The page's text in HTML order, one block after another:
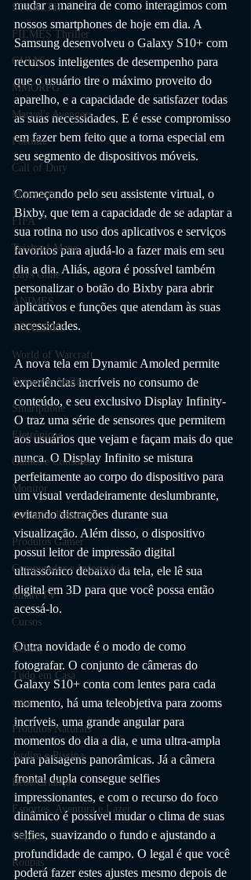
STEALTH
FILMES Thriller
GUIAS
MMORPG
Marvel's Avengers
Fortnite
Call of Duty
Minecraft
FIFA
Trials of Mana
Days Gone
ANIMES
ANÁLISES
World of Warcraft
Review e Análise
Smartphone
Eletrônicos
Games e Consoles
Monitor
Cuidados Pessoais
Produtos Gamer
Computador e Informática
Smart TV
Cursos
Beleza
Tudo em Casa
casa
Produtos Naturais
Jardim e Piscina
Bebê/Criança
Esportes, Aventura e Lazer
Cupom
Roupas
mudar a maneira de como interagimos com
nossos smartphones de hoje em dia. A
Samsung desenvolveu o Galaxy S10+ com
recursos inteligentes de desempenho para
que o usuário tire o máximo proveito do
aparelho, e a capacidade de satisfazer todas
as suas necessidades. E é esse compromisso
em fazer bem feito que a torna especial em
seu segmento de dispositivos móveis.
Começando pelo seu assistente virtual, o
Bixby, que tem a capacidade de se adaptar a
sua rotina no uso dos aplicativos e serviços
favoritos para ajudá-lo a fazer mais em seu
dia a dia. Aliás, agora é possível também
personalizar o botão do Bixby para abrir
aplicativos e funções que atendam às suas
necessidades.
A nova tela em Dynamic Amoled permite
experiências incríveis no consumo de
conteúdo, e seu exclusivo Display Infinity-
O traz uma série de sensores que permitem
aos usuários que vejam e façam mais do que
nunca. O Display Infinito se mistura
perfeitamente ao corpo do dispositivo para
um visual verdadeiramente deslumbrante,
evitando distrações durante sua
visualização. Além disso, o dispositivo
possui leitor de impressão digital
ultrassônico debaixo da tela, ele lê sua
digital em 3D para que você possa então
acessá-lo.
Outra novidade é o modo de como
fotografar. O conjunto de câmeras do
Galaxy S10+ conta com lentes para cada
momento, há uma teleobjetiva para zooms
incríveis, uma grande angular para
momentos do dia a dia, e uma ultra-ampla
para paisagens panorâmicas. Já a câmera
frontal dupla consegue selfies
impressionantes, e com o recurso do foco
dinâmico é possível mudar o clima de suas
selfies, suavizando o fundo e ajustando a
profundidade de campo. O legal é que você
poderá fazer estes ajustes mesmo depois de